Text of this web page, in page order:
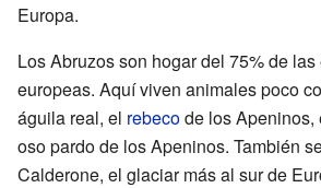
Europa.
Los Abruzos son hogar del 75% de
europeas. Aquí viven animales poco
águila real, el rebecode los
oso pardo de los Apeninos. También
Calderone, el glaciar más al sur de